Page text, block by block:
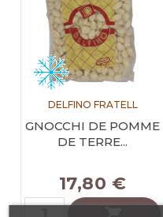
DELFINO FRATELL
GNOCCHI DE POMME
DE TERRE...
17,80 €